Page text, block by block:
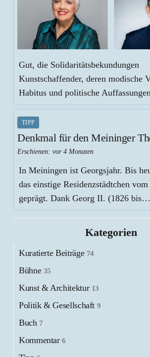
Gut, die Solidaritätsbekundungen
Kunstschaffender, deren modische
Habitus und politische
TIPP
Denkmal für den Meininger
Erschienen:vor 4 Monaten
In Meiningen ist Georgsjahr. Bis
das einstige Residenzstädtchen
geprägt. Dank Georg II. (1826 bis…
Kategorien
Kuratierte Beiträge 74
Bühne 35
Kunst & Architektur 13
Politik & Gesellschaft 9
Buch 7
Kommentar6